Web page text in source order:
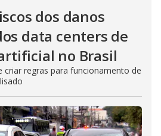
dos danos
data centers de
no Brasil
criar regras para funcionamento de